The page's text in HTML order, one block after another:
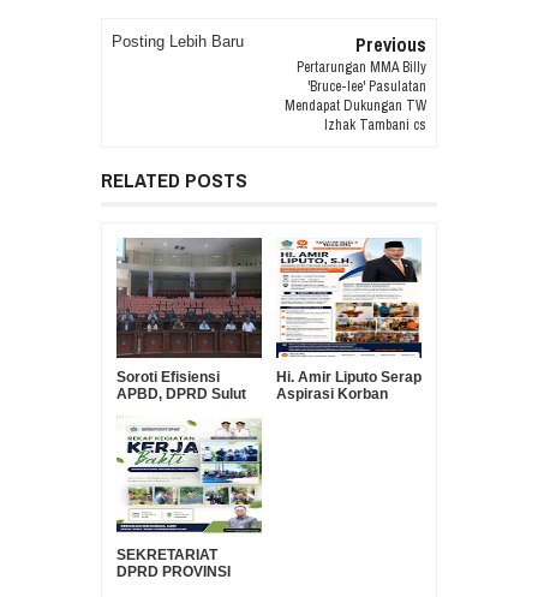
Posting Lebih Baru Previous
Pertarungan MMA Billy
'Bruce-lee' Pasulatan
Mendapat Dukungan TW
Izhak Tambani cs
RELATED POSTS
Soroti Efisiensi
APBD, DPRD Sulut
Suntikan Modal Rp30
Miliar ke Bank
SulutGo
Hi. Amir Liputo Serap
Aspirasi Korban
SEKRETARIAT
DPRD PROVINSI